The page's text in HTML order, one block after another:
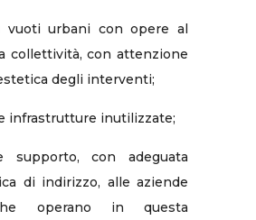
vuoti urbani con opere al
collettività, con attenzione
degli interventi;
infrastrutture inutilizzate;
supporto, con adeguata
di indirizzo, alle aziende
operano in questa